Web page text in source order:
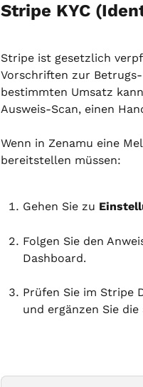
Stripe KYC
Stripe ist gesetzlich
Vorschriften zur
bestimmten Umsatz
Ausweis-Scan, einen
Wenn in Zenamu eine
bereitstellen müssen:
Gehen Sie zu
Folgen Sie den
Dashboard.
Prüfen Sie im Stripe
und ergänzen Sie